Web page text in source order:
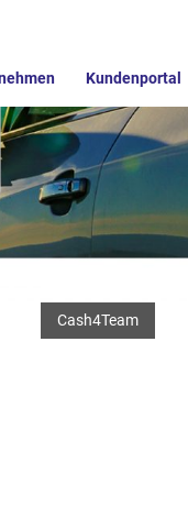
Kundenportal
Cash4Team